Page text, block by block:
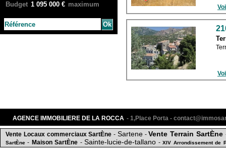
Budget 1 095 000 € maximum
AGENCE IMMOBILIERE DE LA ROCCA - 1,Place Porta -
Vente Locaux commerciaux SartÈne- Sartene-Vente Terrain SartÈne
SartÈne- Maison SartÈne -Sainte-lucie-de-tallano -XIV Arrondissement de
TERRAIN CONSTRUCTIBLE A SOLLACARO
15 mn du